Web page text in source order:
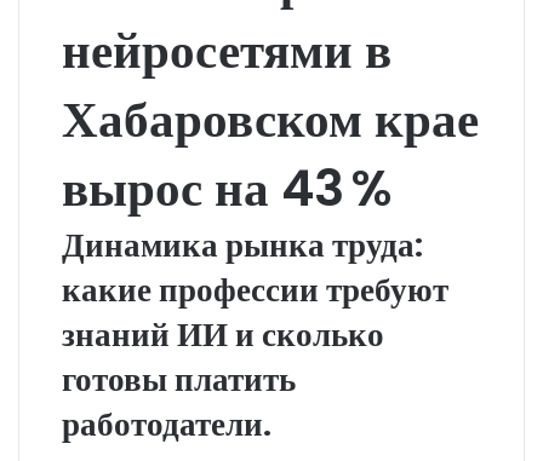
нейросетями в
Хабаровском крае
вырос на 43 %
Динамика рынка труда:
какие профессии требуют
знаний ИИ и сколько
готовы платить
работодатели.